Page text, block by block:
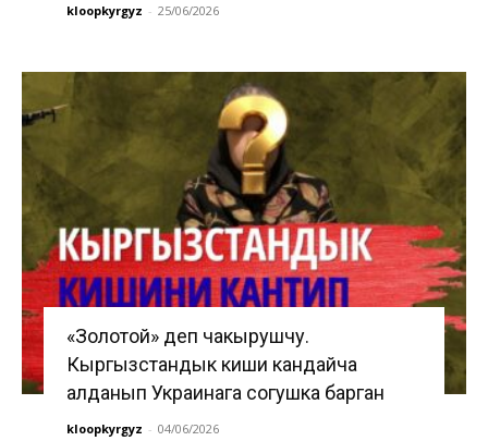
kloopkyrgyz - 25/06/2026
«Золотой» деп чакырушчу.
Кыргызстандык киши кандайча
алданып Украинага согушка барган
kloopkyrgyz - 04/06/2026